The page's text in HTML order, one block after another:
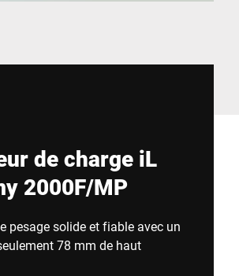
de charge iL
2000F/MP
pesage solide et fiable avec un
78 mm de haut